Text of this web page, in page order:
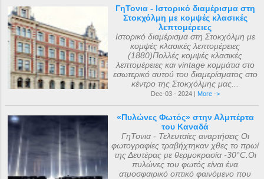
ΓηΤονια - Ιστορικό διαμέρισμα στη
Στοκχόλμη με κομψές κλασικές
λεπτομέρειες
Ιστορικό διαμέρισμα στη Στοκχόλμη με
κομψές κλασικές λεπτομέρειες
(1880)Πολλές κομψές κλασικές
λεπτομέρειες και vintage κομμάτια στο
εσωτερικό αυτού του διαμερίσματος στο
κέντρο της Στοκχόλμης μας...
Dec-03 - 2024 | More ->
«Πυλώνες Φωτός» στην Αλμπέρτα
του Καναδά
ΓηΤονια - Τελευταίες αναρτήσεις Οι
φωτογραφίες τραβήχτηκαν χθες το πρωί
της Δευτέρας με θερμοκρασία -30°C.Οι
πυλώνες του φωτός είναι ένα
ατμοσφαιρικό οπτικό φαινόμενο που